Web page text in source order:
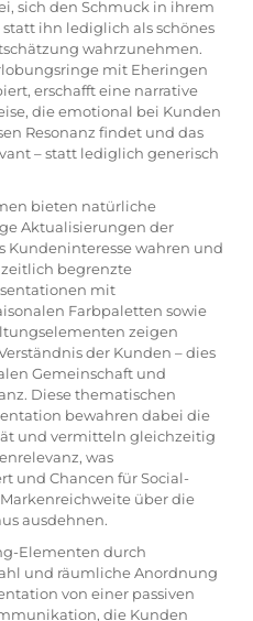
sich den Schmuck in ihrem
ihn lediglich als schönes
wahrzunehmen.
mit Eheringen
erschafft eine narrative
die emotional bei Kunden
Resonanz findet und das
– statt lediglich generisch
bieten natürliche
Aktualisierungen der
Kundeninteresse wahren und
begrenzte
mit
Farbpaletten sowie
zeigen
der Kunden – dies
Gemeinschaft und
Diese thematischen
bewahren dabei die
und vermitteln gleichzeitig
was
und Chancen für Social-
über die
ausdehnen.
Elementen durch
und räumliche Anordnung
von einer passiven
die Kunden